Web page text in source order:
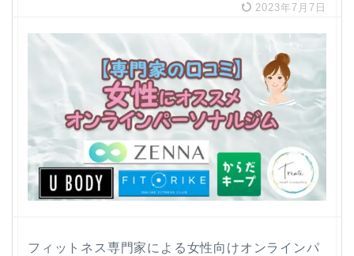
2023年7月7日
フィットネス専門家による女性向けオンラインパ